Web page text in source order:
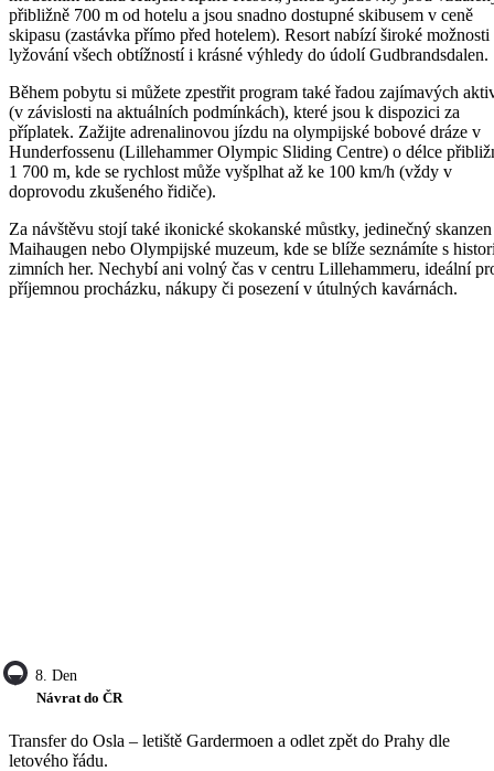
přibližně 700 m od hotelu a jsou snadno dostupné skibusem v ceně
skipasu (zastávka přímo před hotelem). Resort nabízí široké možnosti
lyžování všech obtížností i krásné výhledy do údolí Gudbrandsdalen.
Během pobytu si můžete zpestřit program také řadou zajímavých
(v závislosti na aktuálních podmínkách), které jsou k dispozici za
příplatek. Zažijte adrenalinovou jízdu na olympijské bobové dráze v
Hunderfossenu (Lillehammer Olympic Sliding Centre) o délce
1 700 m, kde se rychlost může vyšplhat až ke 100 km/h (vždy v
doprovodu zkušeného řidiče).
Za návštěvu stojí také ikonické skokanské můstky, jedinečný skanzen
Maihaugen nebo Olympijské muzeum, kde se blíže seznámíte s
zimních her. Nechybí ani volný čas v centru Lillehammeru, ideální
příjemnou procházku, nákupy či posezení v útulných kavárnách.
8. Den
Návrat do ČR
Transfer do Osla – letiště Gardermoen a odlet zpět do Prahy dle
letového řádu.